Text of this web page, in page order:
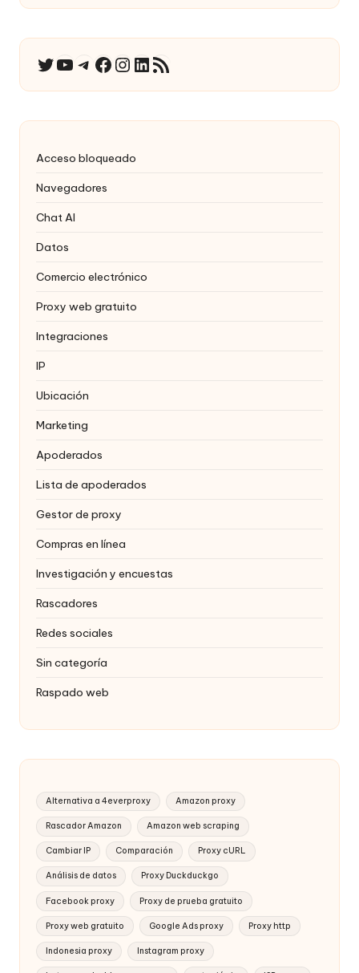
Twitter
YouTube
Telegrama
Facebook
Instagram
LinkedIn
Canal RSS
Acceso bloqueado
Navegadores
Chat AI
Datos
Comercio electrónico
Proxy web gratuito
Integraciones
IP
Ubicación
Marketing
Apoderados
Lista de apoderados
Gestor de proxy
Compras en línea
Investigación y encuestas
Rascadores
Redes sociales
Sin categoría
Raspado web
Alternativa a 4everproxy Amazon proxy
Rascador Amazon Amazon web scraping
Cambiar IP Comparación Proxy cURL
Análisis de datos Proxy Duckduckgo
Facebook proxy Proxy de prueba gratuito
Proxy web gratuito Google Ads proxy Proxy http
Indonesia proxy Instagram proxy